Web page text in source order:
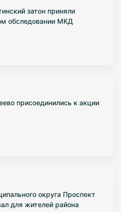
затон приняли
обследовании МКД
присоединились к акции
округа Проспект
для жителей района